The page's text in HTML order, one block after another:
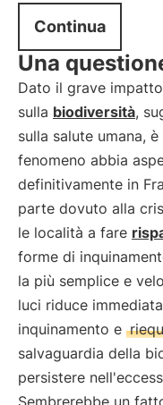
Continua
Una
Dato il grave
sulla biodiversità,
sulla salute umana,
fenomeno abbia
definitivamente in
parte dovuto alla
le località a fare
forme di
la più semplice e
luci riduce
inquinamento e
salvaguardia della
persistere
Sembrerebbe un